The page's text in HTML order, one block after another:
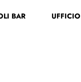
utente e la password e
BAR UFFICIO